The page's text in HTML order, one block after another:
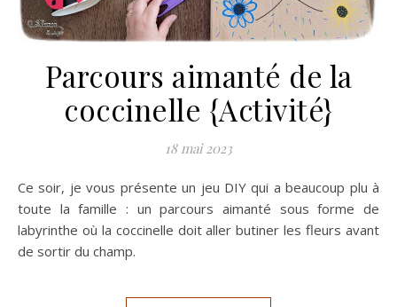
Parcours aimanté de la
coccinelle {Activité}
18 mai 2023
Ce soir, je vous présente un jeu DIY qui a beaucoup plu à
toute la famille : un parcours aimanté sous forme de
labyrinthe où la coccinelle doit aller butiner les fleurs avant
de sortir du champ.